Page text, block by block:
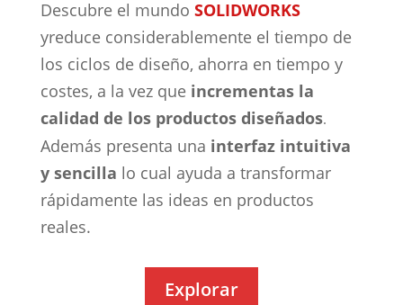
Descubre el mundo SOLIDWORKS
yreduce considerablemente el tiempo de
los ciclos de diseño, ahorra en tiempo y
costes, a la vez que incrementas la
calidad de los productos diseñados.
Además presenta una interfaz intuitiva
y sencilla lo cual ayuda a transformar
rápidamente las ideas en productos
reales.
Explorar